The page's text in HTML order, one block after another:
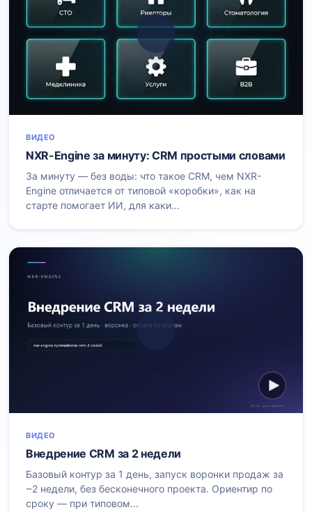
ВИДЕО
NXR-Engine за минуту: CRM простыми словами
За минуту — без воды: что такое CRM, чем NXR-
Engine отличается от типовой «коробки», как на
старте помогает ИИ, для каки...
ВИДЕО
Внедрение CRM за 2 недели
Базовый контур за 1 день, запуск воронки продаж за
~2 недели, без бесконечного проекта. Ориентир по
сроку — при типовом...